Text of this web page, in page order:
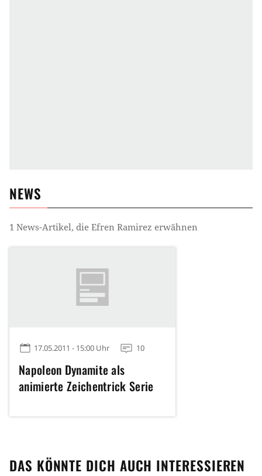
NEWS
1 News-Artikel, die Efren Ramirez erwähnen
17.05.2011 - 15:00 Uhr 10
Napoleon Dynamite als
animierte Zeichentrick Serie
DAS KÖNNTE DICH AUCH INTERESSIEREN